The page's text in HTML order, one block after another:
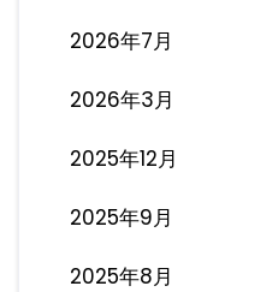
2026年7月
2026年3月
2025年12月
2025年9月
2025年8月